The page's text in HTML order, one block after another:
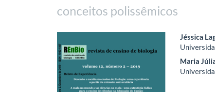
conceitos polissêmicos
Barra
lateral
de
do
Jéssica
Maria